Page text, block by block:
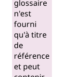
glossaire
n'est
fourni
qu'à titre
de
référence
et peut